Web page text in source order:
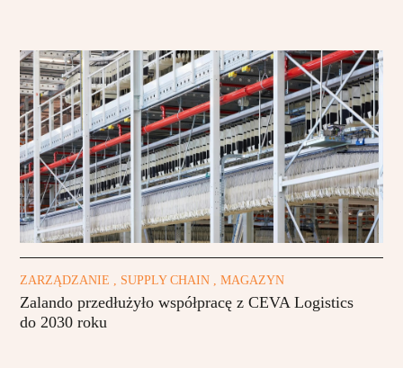
ZARZĄDZANIE , SUPPLY CHAIN , MAGAZYN
Zalando przedłużyło współpracę z CEVA Logistics
do 2030 roku